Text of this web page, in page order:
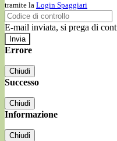
tramite la Login Spaggiari
E-mail inviata, si prega di
Errore
Chiudi
Successo
Chiudi
Informazione
Chiudi